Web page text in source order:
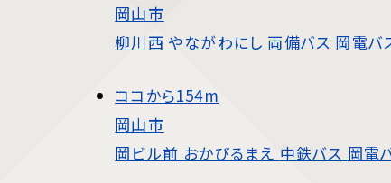
岡山市
柳川西 やながわにし 両備バス 岡電バ
ココから154m
岡山市
岡ビル前 おかびるまえ 中鉄バス 岡電